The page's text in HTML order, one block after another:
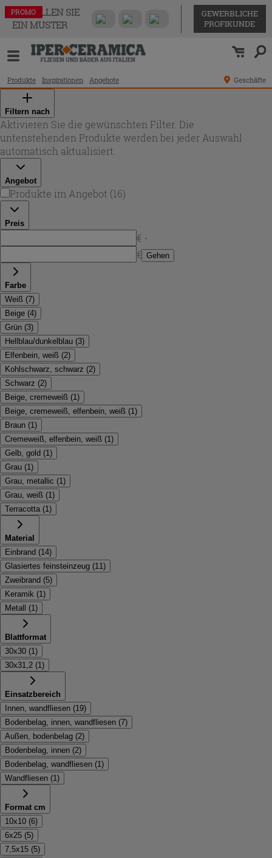
BESTELLEN SIE
EIN MUSTER
GEWERBLICHE
PROFIKUNDE
Produkte Inspirationen Angebote Geschäfte
Filtern nach
Aktivieren Sie die gewünschten Filter. Die
untenstehenden Produkte werden bei jeder Auswahl
automatisch aktualisiert.
Angebot
Produkte im Angebot (16)
Preis
€ -
€ Gehen
Farbe
Weiß (7)
Beige (4)
Grün (3)
Hellblau/dunkelblau (3)
Elfenbein, weiß (2)
Kohlschwarz, schwarz (2)
Schwarz (2)
Beige, cremeweiß (1)
Beige, cremeweiß, elfenbein, weiß (1)
Braun (1)
Cremeweiß, elfenbein, weiß (1)
Gelb, gold (1)
Grau (1)
Grau, metallic (1)
Grau, weiß (1)
Terracotta (1)
Material
Einbrand (14)
Glasiertes feinsteinzeug (11)
Zweibrand (5)
Keramik (1)
Metall
(1)
Blattformat
30x30 (1)
30x31,2 (1)
Einsatzbereich
Innen, wandfliesen (19)
Bodenbelag, innen, wandfliesen (7)
Außen, bodenbelag (2)
Bodenbelag, innen (2)
Bodenbelag, wandfliesen (1)
Wandfliesen (1)
Format cm
10x10 (6)
6x25 (5)
7,5x15 (5)
PROMO
PROMO
PROMO
PROMO
PROMO
PROMO
PROMO
PROMO
PROMO
PROMO
PROMO
PROMO
PROMO
PROMO
PROMO
PROMO